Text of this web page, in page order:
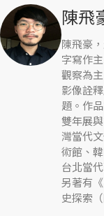
陳飛
陳飛豪
字寫作
觀察為
影像詮
題。作
雙年展
灣當代
術館、
台北當
另著有
史探索